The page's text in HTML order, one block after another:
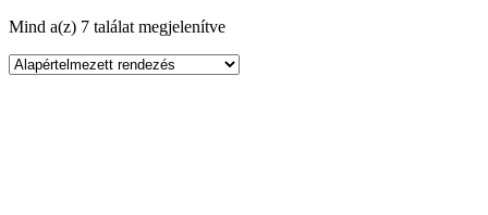
Mind a(z) 7 találat megjelenítve